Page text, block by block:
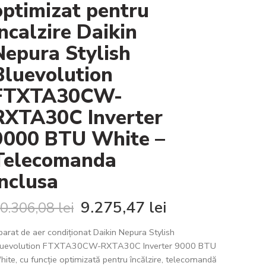
pentru
Daikin
Stylish
Inverter
BTU White –
lei 9.275,47 lei
de aer condiționat Daikin Nepura Stylish
FTXTA30CW-RXTA30C Inverter 9000 BTU
cu funcție optimizată pentru încălzire, telecomandă